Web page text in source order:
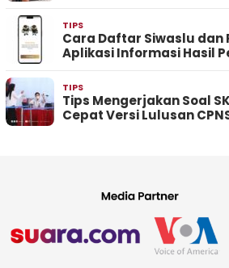
TIPS
Cara Daftar Siwaslu dan
Aplikasi Informasi Hasil
TIPS
Tips Mengerjakan Soal
Cepat Versi Lulusan